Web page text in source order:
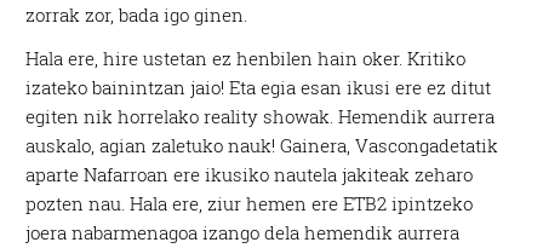
zorrak zor, bada igo ginen.
Hala ere, hire ustetan ez henbilen hain oker. Kritiko
izateko bainintzan jaio! Eta egia esan ikusi ere ez ditut
egiten nik horrelako reality showak. Hemendik aurrera
auskalo, agian zaletuko nauk! Gainera, Vascongadetatik
aparte Nafarroan ere ikusiko nautela jakiteak zeharo
pozten nau. Hala ere, ziur hemen ere ETB2 ipintzeko
joera nabarmenagoa izango dela hemendik aurrera